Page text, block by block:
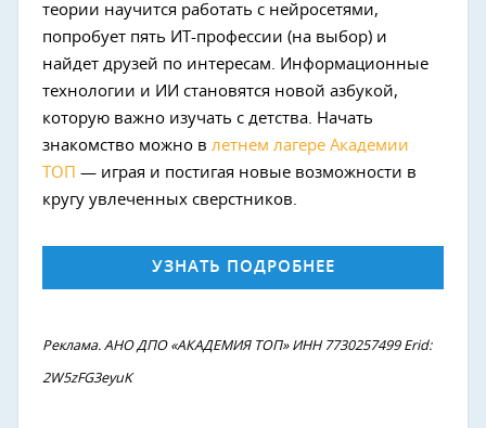
теории научится работать с нейросетями,
попробует пять ИТ-профессии (на выбор) и
найдет друзей по интересам. Информационные
технологии и ИИ становятся новой азбукой,
которую важно изучать с детства. Начать
знакомство можно в летнем лагере Академии
ТОП
— играя и постигая новые возможности в
кругу увлеченных сверстников.
УЗНАТЬ ПОДРОБНЕЕ
Реклама. АНО ДПО «АКАДЕМИЯ ТОП» ИНН 7730257499 Erid:
2W5zFG3eyuK